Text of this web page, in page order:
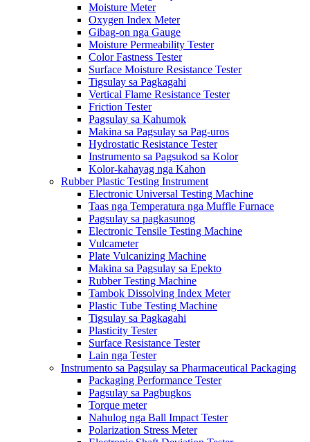
Moisture Meter
Oxygen Index Meter
Gibag-on nga Gauge
Moisture Permeability Tester
Color Fastness Tester
Surface Moisture Resistance Tester
Tigsulay sa Pagkagahi
Vertical Flame Resistance Tester
Friction Tester
Pagsulay sa Kahumok
Makina sa Pagsulay sa Pag-uros
Hydrostatic Resistance Tester
Instrumento sa Pagsukod sa Kolor
Kolor-kahayag nga Kahon
Rubber Plastic Testing Instrument
Electronic Universal Testing Machine
Taas nga Temperatura nga Muffle Furnace
Pagsulay sa pagkasunog
Electronic Tensile Testing Machine
Vulcameter
Plate Vulcanizing Machine
Makina sa Pagsulay sa Epekto
Rubber Testing Machine
Tambok Dissolving Index Meter
Plastic Tube Testing Machine
Tigsulay sa Pagkagahi
Plasticity Tester
Surface Resistance Tester
Lain nga Tester
Instrumento sa Pagsulay sa Pharmaceutical Packaging
Packaging Performance Tester
Pagsulay sa Pagbugkos
Torque meter
Nahulog nga Ball Impact Tester
Polarization Stress Meter